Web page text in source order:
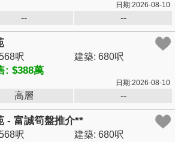
日期:2026-08-10
-- --
呎 建築: 680呎
: $388萬
日期:2026-08-10
高層 --
- 富誠筍盤推介**
呎 建築: 680呎